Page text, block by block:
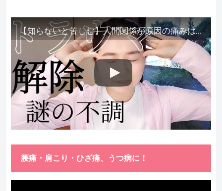
【知らないと苦しむ】人間関係が原因の痛みはトラウマ解除が必須。病院に行っても原因不明で治らない不調はこれをしてからケアしてみてください。
腰痛・肩こり・ひざ痛、うつ病に！